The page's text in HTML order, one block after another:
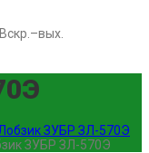
ЗУБР ЗЛ-570Э
ЗУБР ЗЛ-570Э